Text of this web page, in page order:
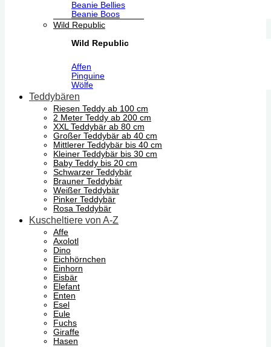
Beanie Bellies
Beanie Boos
Wild Republic
Wild Republic
Affen
Pinguine
Wölfe
Teddybären
Riesen Teddy ab 100 cm
2 Meter Teddy ab 200 cm
XXL Teddybär ab 80 cm
Großer Teddybär ab 40 cm
Mittlerer Teddybär bis 40 cm
Kleiner Teddybär bis 30 cm
Baby Teddy bis 20 cm
Schwarzer Teddybär
Brauner Teddybär
Weißer Teddybär
Pinker Teddybär
Rosa Teddybär
Kuscheltiere von A-Z
Affe
Axolotl
Dino
Eichhörnchen
Einhorn
Eisbär
Elefant
Enten
Esel
Eule
Fuchs
Giraffe
Hasen